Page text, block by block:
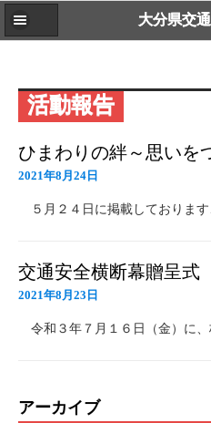
大分県交
活動報告
ひまわりの絆～思いを
2021年8月24日
５月２４日に掲載しておりま
交通安全横断幕贈呈式
2021年8月23日
令和３年７月１６日（金）に
アーカイブ